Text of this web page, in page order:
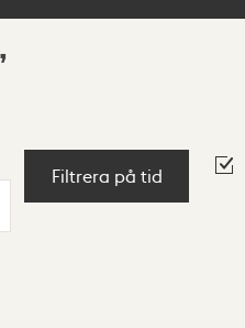
Filtrera på tid